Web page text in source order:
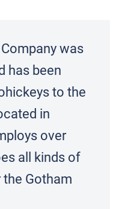
was
has been
to the
in
over
all kinds of
Gotham